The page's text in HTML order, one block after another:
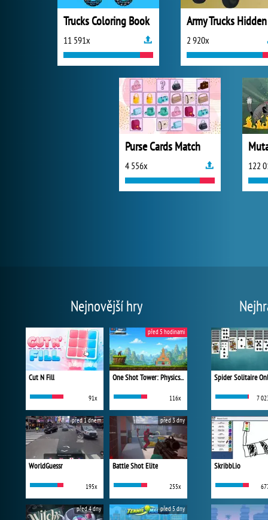
Trucks Coloring Book
11 591x 2 920x
Purse Cards Match
4 556x 122
Nejnovější hry
Cut N Fill
91x
One Shot Tower: Physics Destroyer
116x
před 5 hodinami
WorldGuessr
195x
před 1 dnem
Battle Shot Elite
255x
před 3 dny
před 4 dny před 5 dny
Spider Solitaire
7
Skribbl.io